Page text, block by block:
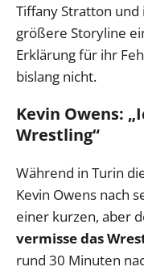
Tiffany Stratton
größere Storyline
Erklärung für ihr
bislang nicht.
Kevin Owens:
Wrestling“
Während in Turin
Kevin Owens nach
einer kurzen, aber
vermisse das
rund 30 Minuten